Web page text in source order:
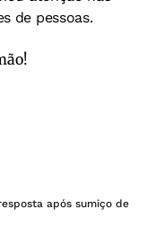
de pessoas.
após sumiço de